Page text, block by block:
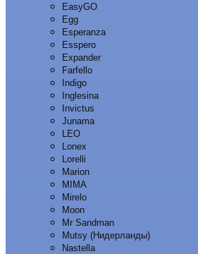
EasyGO
Egg
Esperanza
Esspero
Expander
Farfello
Indigo
Inglesina
Invictus
Junama
LEO
Lonex
Lorelli
Marion
MIMA
Mirelo
Moon
Mr Sandman
Mutsy (Нидерланды)
Nastella